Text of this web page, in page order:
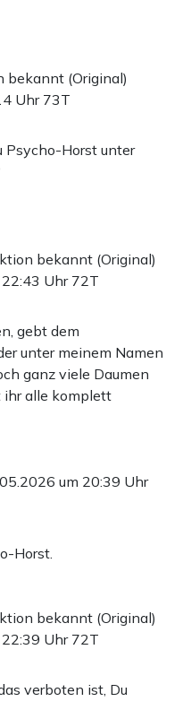
bekannt (Original)
Uhr 73T
Psycho-Horst unter
bekannt (Original)
Uhr 72T
gebt dem
unter meinem Namen
ganz viele Daumen
ihr alle komplett
um 20:39 Uhr
Horst.
bekannt (Original)
Uhr 72T
verboten ist, Du